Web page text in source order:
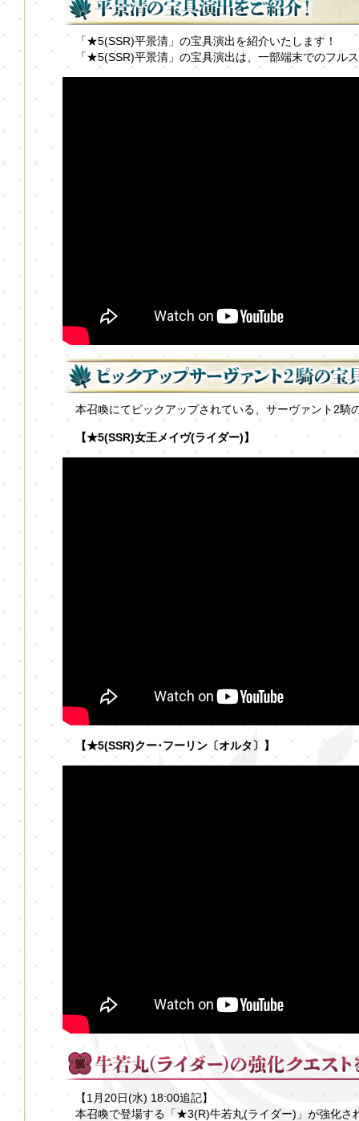
「★5(SSR)平景清」の宝具演出を紹介いたします！
「★5(SSR)平景清」の宝具演出は、一部端末でのフル
本召喚にてピックアップされている、サーヴァント2騎
【★5(SSR)女王メイヴ(ライダー)】
【★5(SSR)クー･フーリン〔オルタ〕】
【1月20日(水) 18:00追記】
本召喚で登場する「★3(R)牛若丸(ライダー)」が強化さ